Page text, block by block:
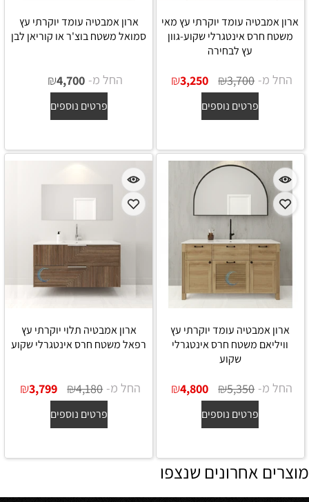
ארון אמבטיה עומד יוקרתי עץ מאי
משטח חרס אינטגרלי שקוע-גוון
עץ לבחירה
החל מ- ₪3,700
₪3,250
פרטים נוספים
ארון אמבטיה עומד יוקרתי עץ
סמואל משטח בוצ'ר או קוריאן לבן
החל מ- ₪4,700
פרטים נוספים
ארון אמבטיה עומד יוקרתי עץ
וויליאם משטח חרס אינטגרלי
שקוע
החל מ- ₪5,350
₪4,800
פרטים נוספים
ארון אמבטיה תלוי יוקרתי עץ
רפאל משטח חרס אינטגרלי שקוע
החל מ- ₪4,180
₪3,799
פרטים נוספים
מוצרים אחרונים שנצפו